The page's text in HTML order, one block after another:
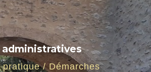
administratives
pratique/Démarches